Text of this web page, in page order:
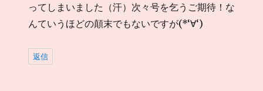
ってしまいました（汗）次々号を乞うご期待！な
んていうほどの顛末でもないですが(*‘∀‘)
返信